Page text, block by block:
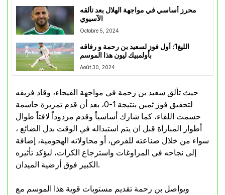
محرز أساسي في مواجهة الهلال بعد تألقه
الآسيوي
Octobre 5, 2024
الليغ1: أول فوز لسعيد بن رحمة و رفاقه
بأولمبيك ليون هذا الموسم
Août 30, 2024
حيث تألق سعيد بن رحمة في مواجهة الفيحاء، وقاد فريقه
لتحقيق فوز ثمين بنتيجة 1-0، بعد أن قدم تمريرة حاسمة
حسمت اللقاء، كما شارك أساسياً وقدم مردوداً لافتاً طوال
أطوار المباراة قبل ان يتم استبداله في الوقت بدل الضائع ،
سواء من خلال صناعته للفرص، أو محاولاته الهجومية، إضافة
إلى نجاحه في المراوغات واسترجاع الكرات، ليؤكد تأثيره
الكبير فوق أرضية الميدان.
ويواصل بن رحمة تقديم مستويات قوية هذا الموسم مع